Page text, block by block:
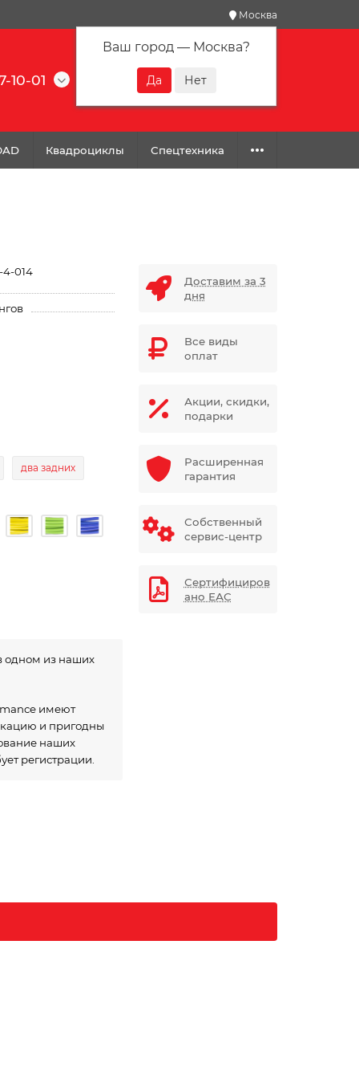
Москва
Ваш город — Москва?
10-01
Квадроциклы Спецтехника
4-014
два задних
одном из наших
имеют
и пригодны
наших
регистрации.
Доставим за 3
дня
Все виды
оплат
Акции, скидки,
подарки
Расширенная
гарантия
Собственный
сервис-центр
Сертифициров
ано ЕАС